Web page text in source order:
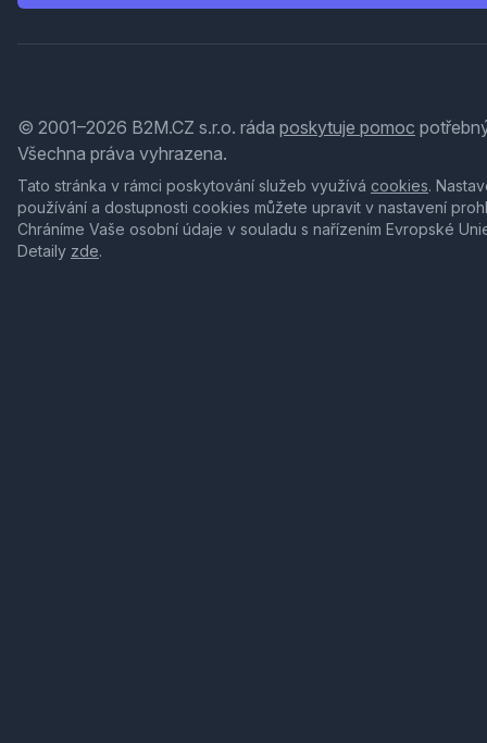
© 2001–2026 B2M.CZ s.r.o. ráda poskytuje pomoc
Všechna práva vyhrazena.
Tato stránka v rámci poskytování služeb využívá cookies.
používání a dostupnosti cookies můžete upravit v nastavení
Chráníme Vaše osobní údaje v souladu s nařízením Evropské
Detaily zde.